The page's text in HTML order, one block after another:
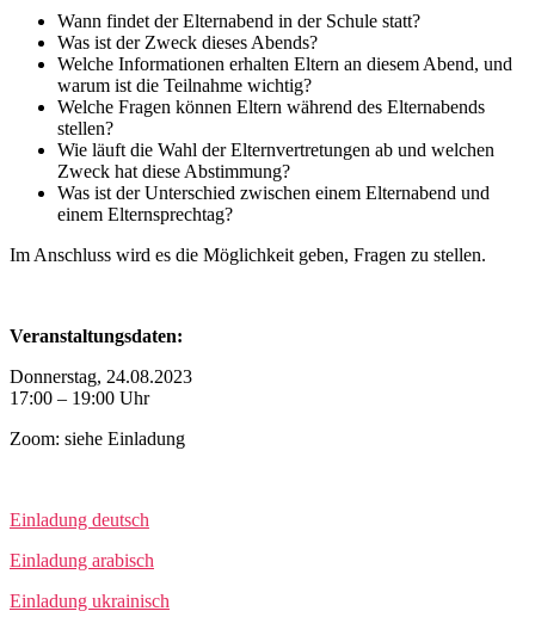
Wann findet der Elternabend in der Schule statt?
Was ist der Zweck dieses Abends?
Welche Informationen erhalten Eltern an diesem Abend, und
warum ist die Teilnahme wichtig?
Welche Fragen können Eltern während des Elternabends
stellen?
Wie läuft die Wahl der Elternvertretungen ab und welchen
Zweck hat diese Abstimmung?
Was ist der Unterschied zwischen einem Elternabend und
einem Elternsprechtag?
Im Anschluss wird es die Möglichkeit geben, Fragen zu stellen.
Veranstaltungsdaten:
Donnerstag, 24.08.2023
17:00 – 19:00 Uhr
Zoom: siehe Einladung
Einladung deutsch
Einladung arabisch
Einladung ukrainisch